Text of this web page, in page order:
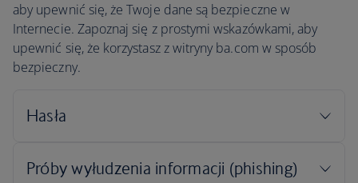
aby upewnić się, że Twoje dane są bezpieczne w
Internecie. Zapoznaj się z prostymi wskazówkami, aby
upewnić się, że korzystasz z witryny ba.com w sposób
bezpieczny.